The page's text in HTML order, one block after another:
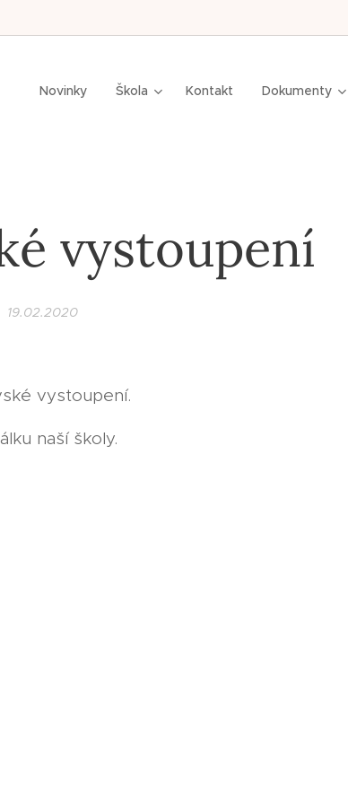
Novinky Škola Kontakt Dokumenty
vystoupení
19.02.2020
vystoupení.
naší školy.